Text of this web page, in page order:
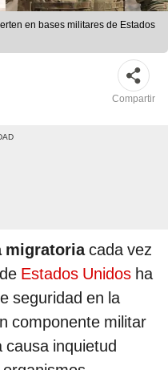
en bases militares de Estados
Compartir
migratoriacada vez
Estados Unidos ha
seguridad en la
componente militar
causa inquietud